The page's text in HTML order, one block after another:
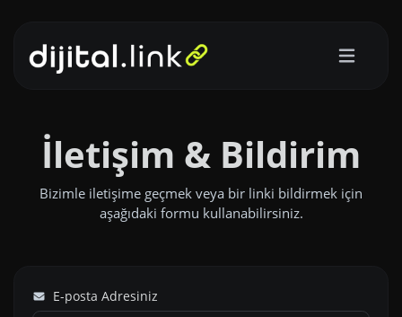
İletişim & Bildirim
Bizimle iletişime geçmek veya bir linki bildirmek için
aşağıdaki formu kullanabilirsiniz.
E-posta Adresiniz